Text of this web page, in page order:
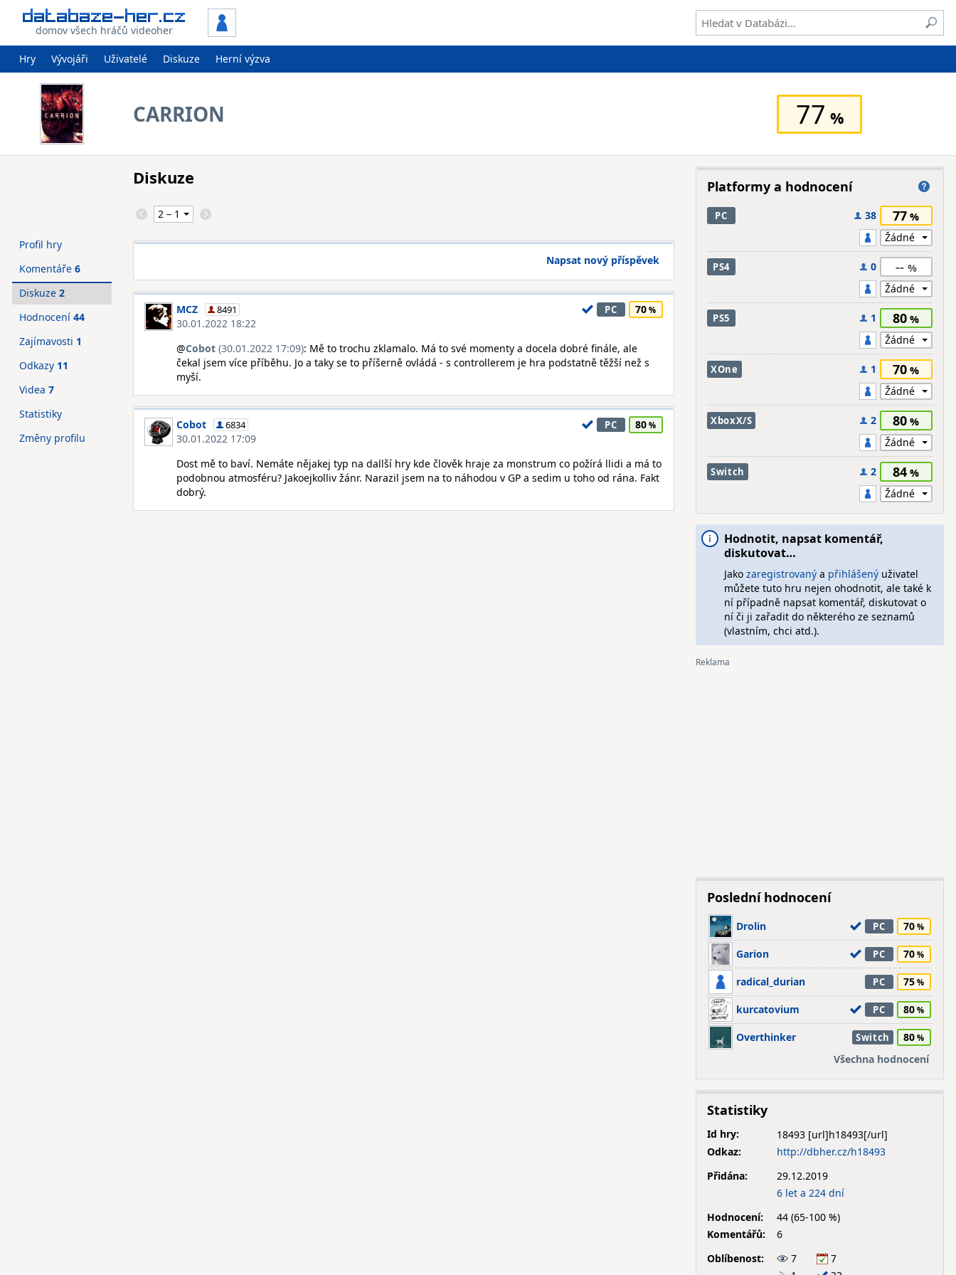
domov všech hráčů videoher
Hry Vývojáři Uživatelé Diskuze Herní výzva
CARRION 77
Diskuze
Napsat nový příspěvek
MCZ 8491
30.01.2022 18:22
PC 70
@Cobot (30.01.2022 17:09): Mě to trochu zklamalo. Má to své momenty a docela dobré finále, ale
čekal jsem více příběhu. Jo a taky se to příšerně ovládá - s controllerem je hra podstatně těžší než s
myší.
Cobot 6834
30.01.2022 17:09
PC 80
Dost mě to baví. Nemáte nějakej typ na dallší hry kde člověk hraje za monstrum co požírá llidi a má to
podobnou atmosféru? Jakoejkolliv žánr. Narazil jsem na to náhodou v GP a sedim u toho od rána. Fakt
dobrý.
Profil hry
Komentáře 6
Diskuze 2
Hodnocení 44
Zajímavosti 1
Odkazy 11
Videa 7
Statistiky
Změny profilu
Platformy a hodnocení
PC 38 77
PS4 0 --
PS5 1 80
XOne 1 70
XboxX/S 2 80
Switch 2 84
Hodnotit, napsat komentář,
diskutovat…
Jako zaregistrovanýa přihlášenýuživatel
můžete tuto hru nejen ohodnotit, ale také k
ní případně napsat komentář, diskutovat o
ní či ji zařadit do některého ze seznamů
(vlastním, chci atd.).
Poslední hodnocení
Drolin PC 70
Garion PC 70
radical_durian PC 75
kurcatovium PC 80
Overthinker Switch
80
Všechna hodnocení
Statistiky
Id hry:
18493
Odkaz:
http://dbher.cz/h18493
Přidána:
29.12.2019
6 let a 224 dní
Hodnocení:
44 (65-100 %)
Komentářů:
6
Oblíbenost:
7
7